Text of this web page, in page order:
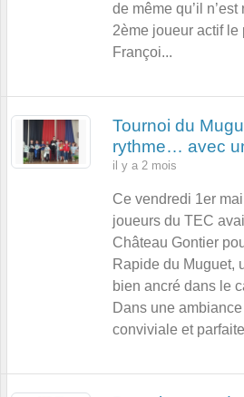
de même qu’il
2ème joueur actif le
Françoi...
Tournoi du
rythme… avec
il y a 2 mois
Ce vendredi 1er
joueurs du TEC
Château Gontier
Rapide du Muguet,
bien ancré dans le
Dans une
conviviale et